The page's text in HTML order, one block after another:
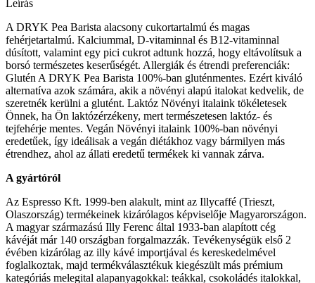
Leírás
A DRYK Pea Barista alacsony cukortartalmú és magas
fehérjetartalmú. Kalciummal, D-vitaminnal és B12-vitaminnal
dúsított, valamint egy pici cukrot adtunk hozzá, hogy eltávolítsuk a
borsó természetes keserűségét. Allergiák és étrendi preferenciák:
Glutén A DRYK Pea Barista 100%-ban gluténmentes. Ezért kiváló
alternatíva azok számára, akik a növényi alapú italokat kedvelik, de
szeretnék kerülni a glutént. Laktóz Növényi italaink tökéletesek
Önnek, ha Ön laktózérzékeny, mert természetesen laktóz- és
tejfehérje mentes. Vegán Növényi italaink 100%-ban növényi
eredetűek, így ideálisak a vegán diétákhoz vagy bármilyen más
étrendhez, ahol az állati eredetű termékek ki vannak zárva.
A gyártóról
Az Espresso Kft. 1999-ben alakult, mint az Illycaffé (Trieszt,
Olaszország) termékeinek kizárólagos képviselője Magyarországon.
A magyar származású Illy Ferenc által 1933-ban alapított cég
kávéját már 140 országban forgalmazzák. Tevékenységük első 2
évében kizárólag az illy kávé importjával és kereskedelmével
foglalkoztak, majd termékválasztékuk kiegészült más prémium
kategóriás melegital alapanyagokkal: teákkal, csokoládés italokkal,